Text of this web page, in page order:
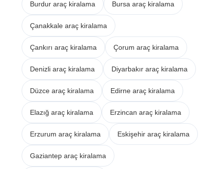
Burdur araç kiralama Bursa araç kiralama
Çanakkale araç kiralama
Çankırı araç kiralama Çorum araç kiralama
Denizli araç kiralama Diyarbakır araç kiralama
Düzce araç kiralama Edirne araç kiralama
Elazığ araç kiralama Erzincan araç kiralama
Erzurum araç kiralama Eskişehir araç kiralama
Gaziantep araç kiralama